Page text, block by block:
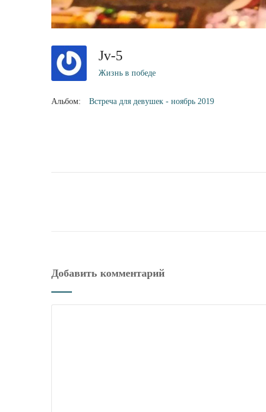
Jv-5
Жизнь в победе
Альбом: Встреча для девушек - ноябрь 2019
Добавить комментарий